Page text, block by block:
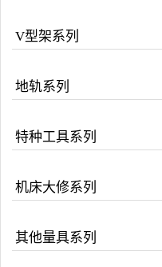
V型架系列
地轨系列
特种工具系列
机床大修系列
其他量具系列